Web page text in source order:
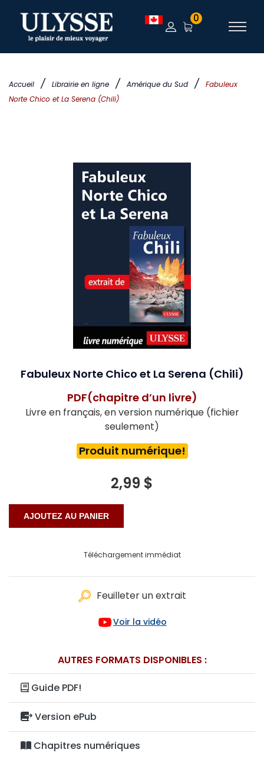
Accueil / Librairie en ligne / Amérique du Sud /
Fabuleux
Norte Chico et La Serena (Chili)
0
Fabuleux Norte Chico et La Serena (Chili)
PDF(chapitre d’un livre)
Livre en français, en version numérique (fichier
seulement)
Produit numérique!
2,99 $
Téléchargement immédiat
Feuilleter un extrait
Voir la vidéo
AUTRES FORMATS DISPONIBLES :
Guide PDF!
Version ePub
Chapitres numériques